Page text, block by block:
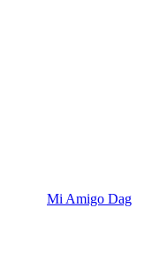
Mi Amigo Dag